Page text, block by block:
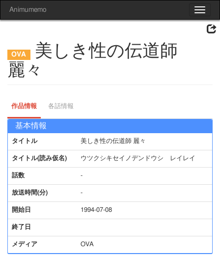
Toggle
Animumemo
美しき性の伝道師
麗々
作品情報 各話情報
基本情報
タイトル 美しき性の伝道師 麗々
タイトル(読み仮名) ウツクシキセイノデンドウシ レイレイ
話数 -
放送時間(分) -
開始日 1994-07-08
終了日
メディア OVA